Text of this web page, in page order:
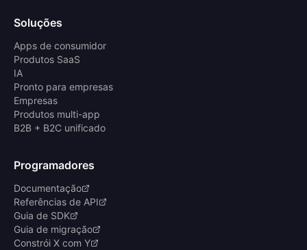
Soluções
Apps de consumidor
Produtos SaaS
IA
Pronto para empresas
Empresas
Produtos multi-app
B2B + B2C unificado
Programadores
Documentação
Referências de API
Guia de SDK
Guia de migração
Constrói X com Y